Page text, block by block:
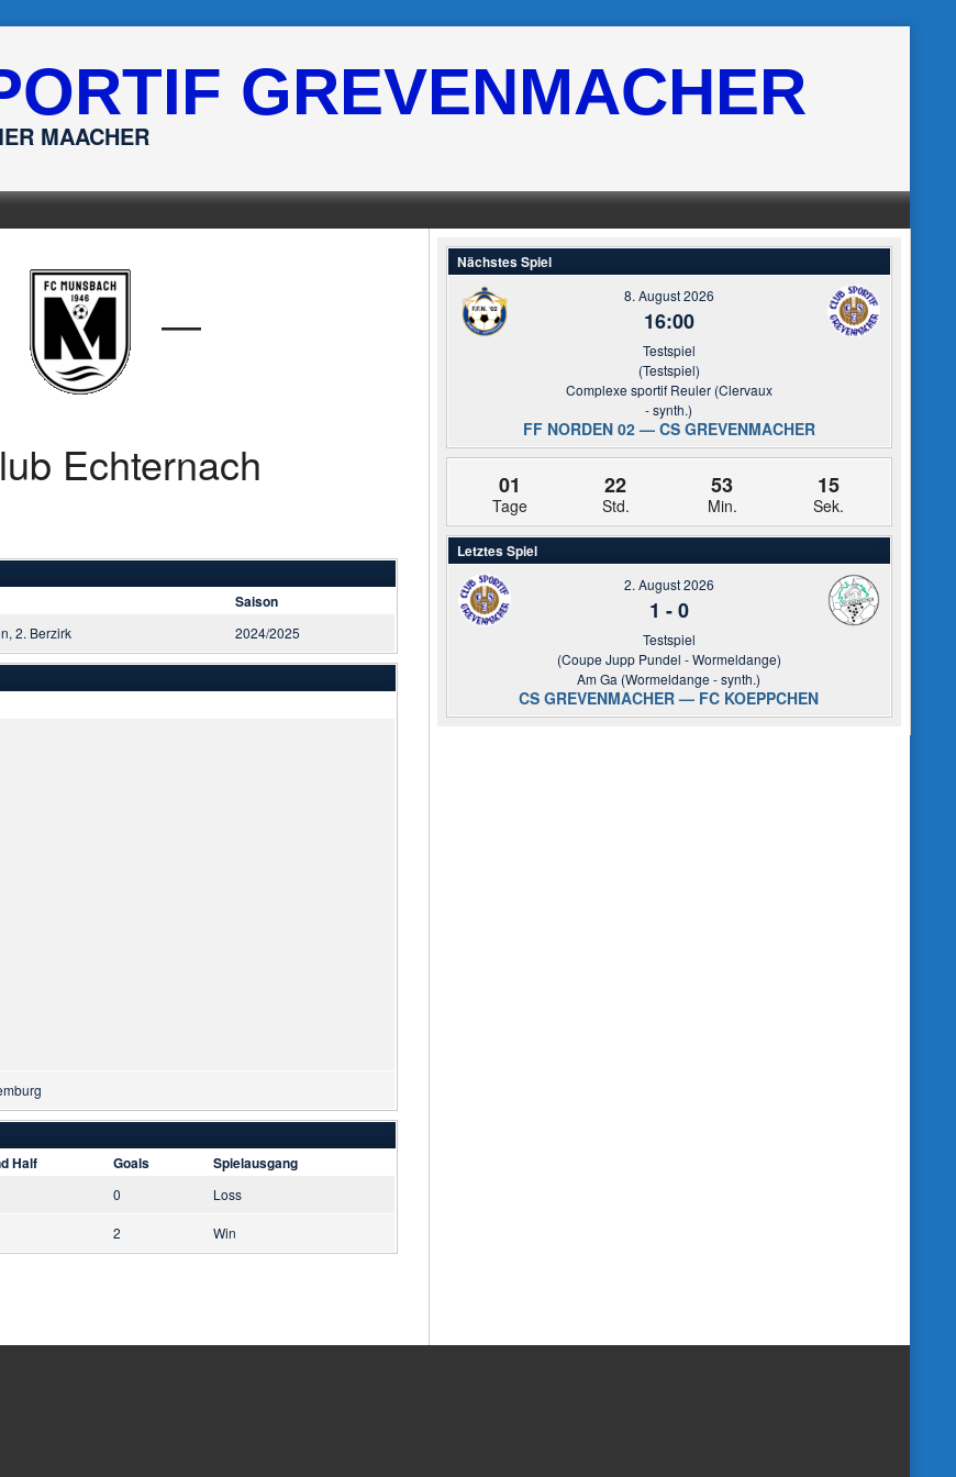
GREVENMACHER
MAACHER
—
Echternach
Saison
2. Berzirk 2024/2025
Half Goals Spielausgang
0 Loss
2 Win
Nächstes Spiel
8. August 2026
16:00
Testspiel
(Testspiel)
Complexe sportif Reuler (Clervaux
- synth.)
FF NORDEN 02 — CS GREVENMACHER
01
Tage
22
Std.
53
Min.
15
Sek.
Letztes Spiel
2. August 2026
1 -0
Testspiel
(Coupe Jupp Pundel - Wormeldange)
Am Ga (Wormeldange - synth.)
CS GREVENMACHER — FC KOEPPCHEN